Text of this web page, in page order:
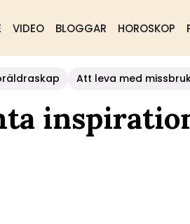
VIDEO BLOGGAR HOROSKOP
Att leva med